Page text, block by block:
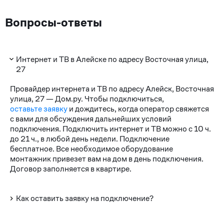
Вопросы-ответы
Интернет и ТВ в Алейске по адресу Восточная улица,
27
Провайдер интернета и ТВ по адресу Алейск, Восточная
улица, 27 — Дом.ру. Чтобы подключиться,
оставьте заявкуи дождитесь, когда оператор свяжется
с вами для обсуждения дальнейших условий
подключения. Подключить интернет и ТВ можно с 10 ч.
до 21 ч., в любой день недели. Подключение
бесплатное. Все необходимое оборудование
монтажник привезет вам на дом в день подключения.
Договор заполняется в квартире.
Как оставить заявку на подключение?